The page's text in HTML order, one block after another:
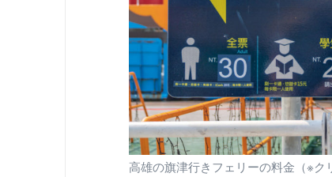
高雄の旗津行きフェリーの料金（※ク